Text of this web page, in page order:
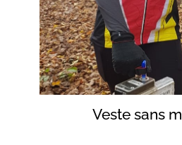
Veste sans